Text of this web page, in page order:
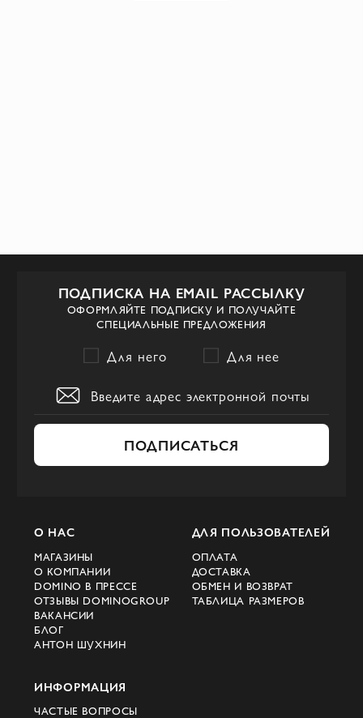
ПОДПИСКА НА EMAIL РАССЫЛКУ
ОФОРМЛЯЙТЕ ПОДПИСКУ И ПОЛУЧАЙТЕ
СПЕЦИАЛЬНЫЕ ПРЕДЛОЖЕНИЯ
Для него Для нее
ПОДПИСАТЬСЯ
О НАС
МАГАЗИНЫ
О КОМПАНИИ
DOMINO В ПРЕССЕ
ОТЗЫВЫ DOMINOGROUP
ВАКАНСИИ
БЛОГ
АНТОН ШУХНИН
ДЛЯ ПОЛЬЗОВАТЕЛЕЙ
ОПЛАТА
ДОСТАВКА
ОБМЕН И ВОЗВРАТ
ТАБЛИЦА РАЗМЕРОВ
ИНФОРМАЦИЯ
ЧАСТЫЕ ВОПРОСЫ